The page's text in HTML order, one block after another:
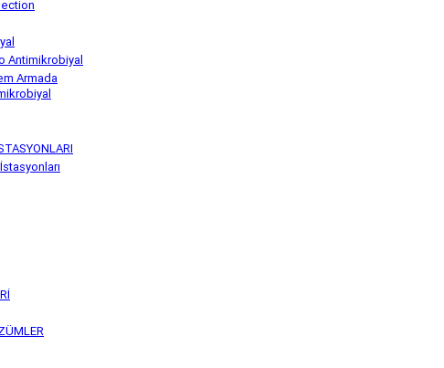
Antimikrobiyal
Armada